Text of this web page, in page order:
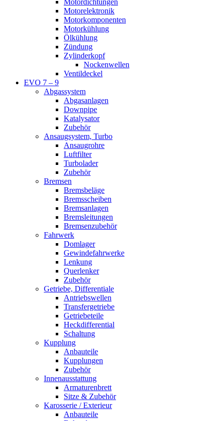
Motordichtungen
Motorelektronik
Motorkomponenten
Motorkühlung
Ölkühlung
Zündung
Zylinderkopf
Nockenwellen
Ventildeckel
EVO 7 – 9
Abgassystem
Abgasanlagen
Downpipe
Katalysator
Zubehör
Ansaugsystem, Turbo
Ansaugrohre
Luftfilter
Turbolader
Zubehör
Bremsen
Bremsbeläge
Bremsscheiben
Bremsanlagen
Bremsleitungen
Bremsenzubehör
Fahrwerk
Domlager
Gewindefahrwerke
Lenkung
Querlenker
Zubehör
Getriebe, Differentiale
Antriebswellen
Transfergetriebe
Getriebeteile
Heckdifferential
Schaltung
Kupplung
Anbauteile
Kupplungen
Zubehör
Innenausstattung
Armaturenbrett
Sitze & Zubehör
Karosserie / Exterieur
Anbauteile